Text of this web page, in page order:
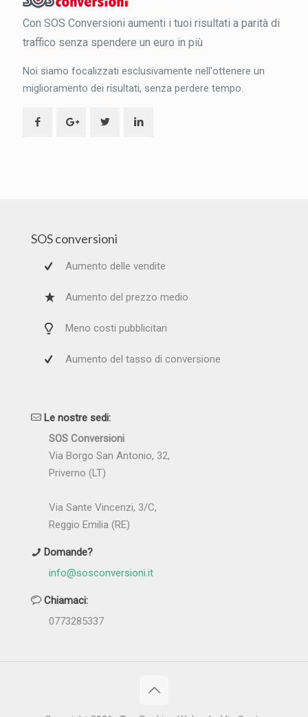
Con SOS Conversioni aumenti i tuoi risultati a parità di
traffico senza spendere un euro in più
Noi siamo focalizzati esclusivamente nell'ottenere un
miglioramento dei risultati, senza perdere tempo.
SOS conversioni
Aumento delle vendite
Aumento del prezzo medio
Meno costi pubblicitari
Aumento del tasso di conversione
Le nostre sedi:
SOS Conversioni
Via Borgo San Antonio, 32,
Priverno (LT)
Via Sante Vincenzi, 3/C,
Reggio Emilia (RE)
Domande?
info@sosconversioni.it
Chiamaci:
0773285337